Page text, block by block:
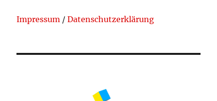
Impressum /Datenschutzerklärung